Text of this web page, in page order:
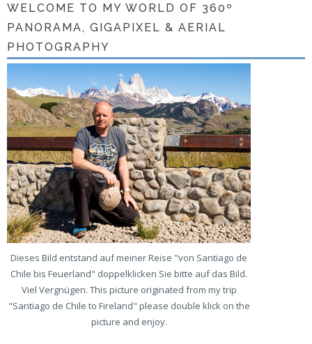
WELCOME TO MY WORLD OF 360º
PANORAMA, GIGAPIXEL & AERIAL
PHOTOGRAPHY
Dieses Bild entstand auf meiner Reise "von Santiago de
Chile bis Feuerland" doppelklicken Sie bitte auf das Bild.
Viel Vergnügen. This picture originated from my trip
"Santiago de Chile to Fireland" please double klick on the
picture and enjoy.